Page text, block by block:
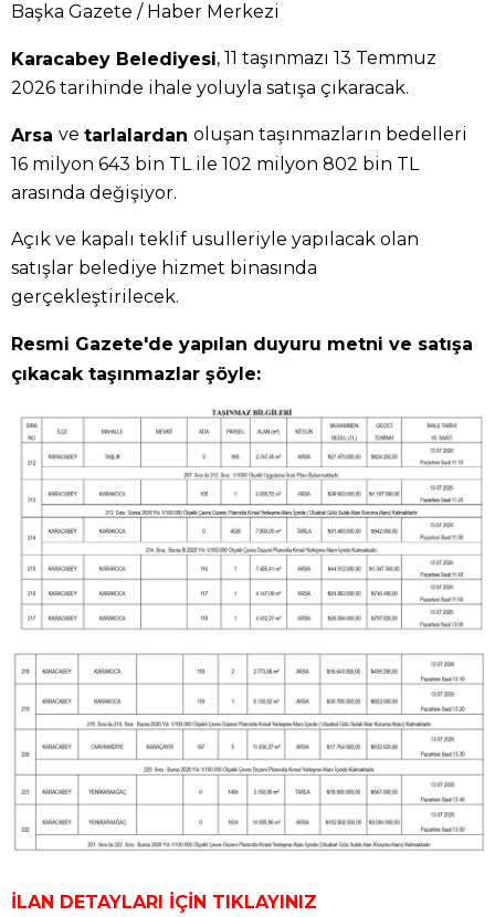
Başka Gazete / Haber Merkezi
Karacabey Belediyesi, 11 taşınmazı 13 Temmuz
2026 tarihinde ihale yoluyla satışa çıkaracak.
Arsa ve tarlalardan oluşan taşınmazların bedelleri
16 milyon 643 bin TL ile 102 milyon 802 bin TL
arasında değişiyor.
Açık ve kapalı teklif usulleriyle yapılacak olan
satışlar belediye hizmet binasında
gerçekleştirilecek.
Resmi Gazete'de yapılan duyuru metni ve satışa
çıkacak taşınmazlar şöyle:
İLAN DETAYLARI İÇİN TIKLAYINIZ